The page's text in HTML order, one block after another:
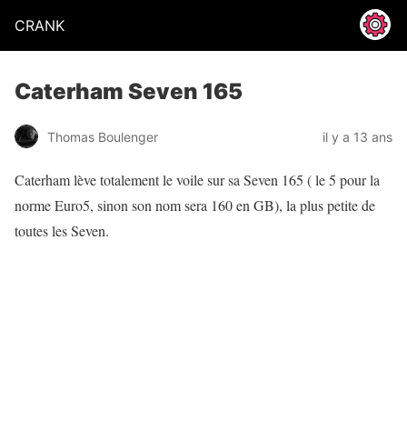
CRANK
Caterham Seven 165
Thomas Boulenger il y a 13 ans
Caterham lève totalement le voile sur sa Seven 165 ( le 5 pour la
norme Euro5, sinon son nom sera 160 en GB), la plus petite de
toutes les Seven.